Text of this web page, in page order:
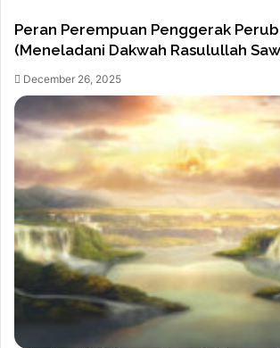
Peran Perempuan Penggerak
(Meneladani Dakwah Rasulullah
December 26, 2025